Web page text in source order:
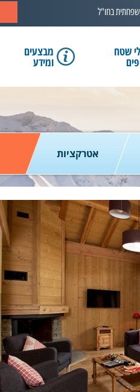
בחו"ל
שטח מבצעים
ומידע
אטרקציות